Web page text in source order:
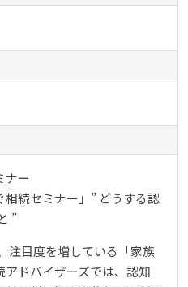
ナー
続セミナー」” どうする認
”
注目度を増している「家族
ドバイザーズでは、認知